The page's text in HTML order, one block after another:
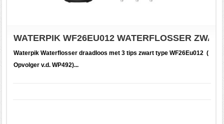
WATERPIK WF26EU012 WATERFLOSSER
Waterpik Waterflosser draadloos met 3 tips zwart type WF26Eu012 (
Opvolger v.d. WP492)...